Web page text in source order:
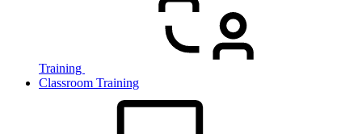
Training
Classroom Training